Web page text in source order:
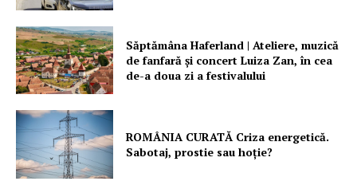
Săptămâna Haferland | Ateliere, muzică
de fanfară şi concert Luiza Zan, în cea
de-a doua zi a festivalului
ROMÂNIA CURATĂ Criza energetică.
Sabotaj, prostie sau hoție?